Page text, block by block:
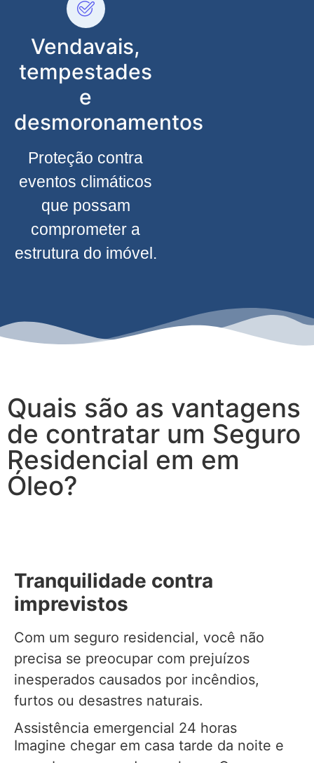
Vendavais,
tempestades
e
desmoronamentos
Proteção contra
eventos climáticos
que possam
comprometer a
estrutura do imóvel.
Quais são as vantagens
de contratar um Seguro
Residencial em em
Óleo?
Tranquilidade contra
imprevistos
Com um seguro residencial, você não
precisa se preocupar com prejuízos
inesperados causados por incêndios,
furtos ou desastres naturais.
Assistência emergencial 24 horas
Imagine chegar em casa tarde da noite e